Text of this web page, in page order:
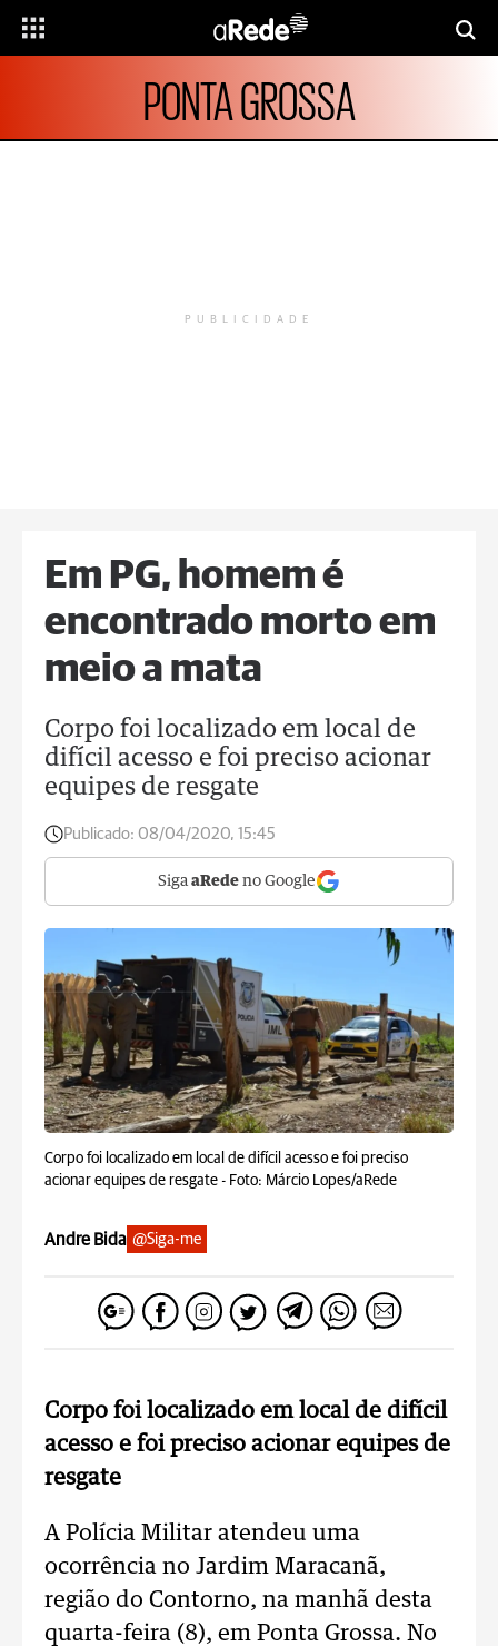
PONTA GROSSA
PUBLICIDADE
Em PG, homem é
encontrado morto em
meio a mata
Corpo foi localizado em local de
difícil acesso e foi preciso acionar
equipes de resgate
Publicado: 08/04/2020, 15:45
Siga aRede no Google
Corpo foi localizado em local de difícil acesso e foi preciso
acionar equipes de resgate - Foto: Márcio Lopes/aRede
Andre Bida @Siga-me
Corpo foi localizado em local de difícil
acesso e foi preciso acionar equipes de
resgate
A Polícia Militar atendeu uma
ocorrência no Jardim Maracanã,
região do Contorno, na manhã desta
quarta-feira (8), em Ponta Grossa. No